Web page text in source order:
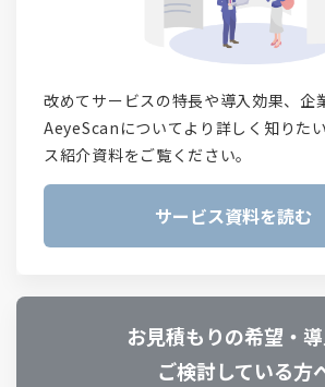
改めてサービスの特長や導入効果、企
AeyeScanについてより詳しく知りた
ス紹介資料をご覧ください。
サービス資料を読む
お見積もりの希望・
ご検討している方